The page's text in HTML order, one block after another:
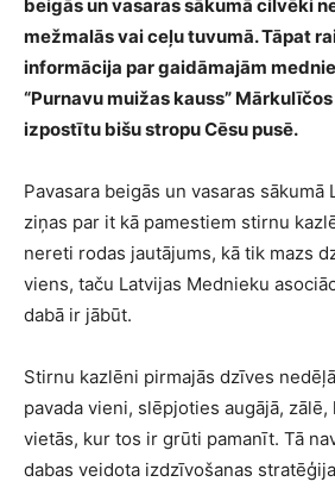
beigās un vasaras sākumā cilvēki
mežmalās vai ceļu tuvumā. Tāpat
informācija par gaidāmajām
“Purnavu muižas kauss”
izpostītu bišu stropu Cēsu pusē.
Pavasara beigās un vasaras sākumā
ziņas par it kā pamestiem stirnu
nereti rodas jautājums, kā tik mazs
viens, taču Latvijas Mednieku
dabā ir jābūt.
Stirnu kazlēni pirmajās dzīves
pavada vieni, slēpjoties augājā,
vietās, kur tos ir grūti pamanīt. Tā
dabas veidota izdzīvošanas